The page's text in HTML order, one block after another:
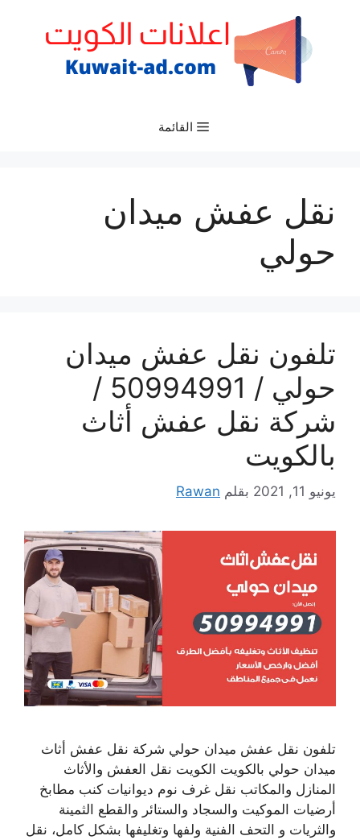
القائمة
نقل عفش ميدان
حولي
تلفون نقل عفش ميدان
حولي / 50994991 /
شركة نقل عفش أثاث
بالكويت
يونيو 11, 2021 بقلم Rawan
تلفون نقل عفش ميدان حولي شركة نقل عفش أثاث
ميدان حولي بالكويت الكويت نقل العفش والأثاث
المنازل والمكاتب نقل غرف نوم ديوانيات كنب مطابخ
أرضيات الموكيت والسجاد والستائر والقطع الثمينة
والثريات و التحف الفنية ولفها وتغليفها بشكل كامل، نقل